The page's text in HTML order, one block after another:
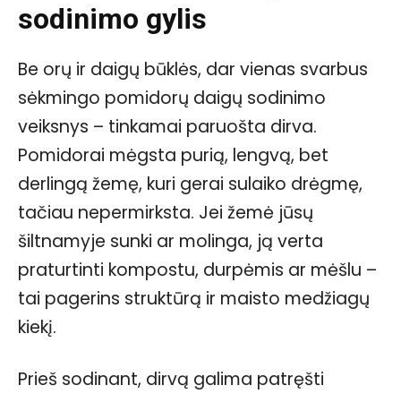
sodinimo gylis
Be orų ir daigų būklės, dar vienas svarbus
sėkmingo pomidorų daigų sodinimo
veiksnys – tinkamai paruošta dirva.
Pomidorai mėgsta purią, lengvą, bet
derlingą žemę, kuri gerai sulaiko drėgmę,
tačiau nepermirksta. Jei žemė jūsų
šiltnamyje sunki ar molinga, ją verta
praturtinti kompostu, durpėmis ar mėšlu –
tai pagerins struktūrą ir maisto medžiagų
kiekį.
Prieš sodinant, dirvą galima patręšti